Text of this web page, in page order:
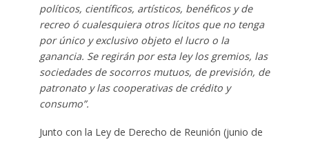
políticos, científicos, artísticos, benéficos y de
recreo ó cualesquiera otros lícitos que no tenga
por único y exclusivo objeto el lucro o la
ganancia. Se regirán por esta ley los gremios, las
sociedades de socorros mutuos, de previsión, de
patronato y las cooperativas de crédito y
consumo”.
Junto con la Ley de Derecho de Reunión (junio de